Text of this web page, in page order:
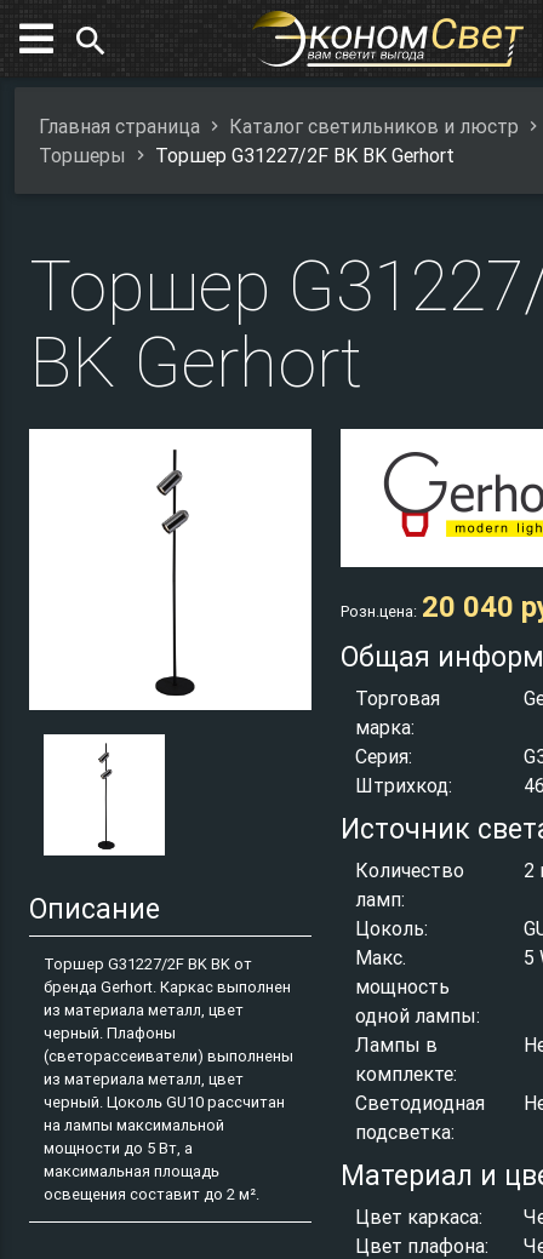
search
Главная страница
Каталог светильников и люстр
Торшеры
Торшер G31227/2F BK BK Gerhort
Торшер
BK Gerhort
Описание
Торшер G31227/2F BK BK от
бренда Gerhort. Каркас выполнен
из материала металл, цвет
черный. Плафоны
(светорассеиватели) выполнены
из материала металл, цвет
черный. Цоколь GU10 рассчитан
на лампы максимальной
мощности до 5 Вт, а
максимальная площадь
освещения составит до 2 м².
Розн.цена: 20 040
Общая
Торговая
марка:
Серия:
Штрихкод:
Источник
Количество
ламп:
2
Цоколь:
Макс.
мощность
одной лампы:
5
Лампы в
комплекте:
Светодиодная
подсветка:
Материал и
Цвет каркаса:
Цвет плафона: